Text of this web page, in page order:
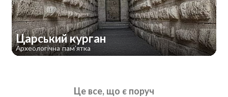
Царський курган
Археологічна пам'ятка
Це все, що є поруч